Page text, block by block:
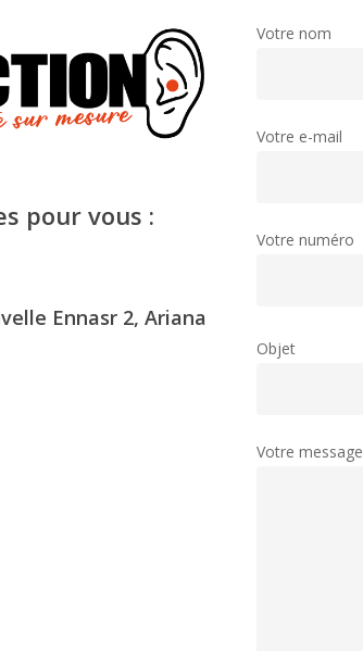
pour vous :
Ennasr 2, Ariana
Votre nom
Votre e-mail
Votre numéro
Objet
Votre message